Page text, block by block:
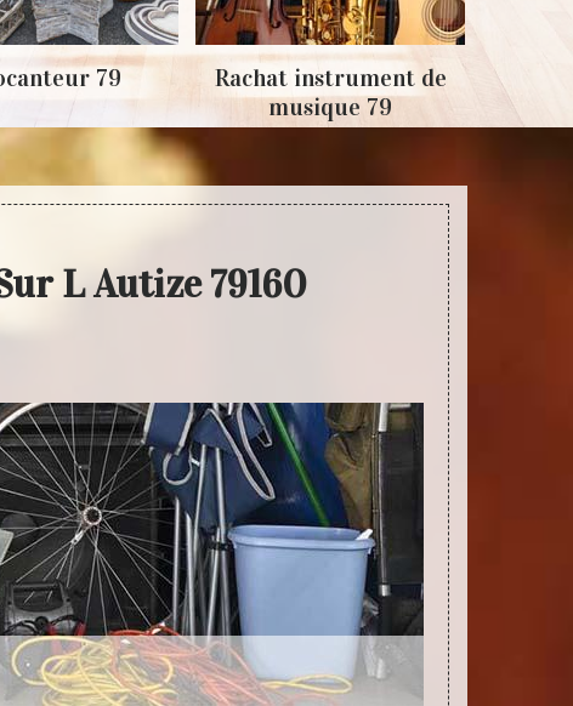
79
Rachat instrument de
musique 79
L Autize 79160